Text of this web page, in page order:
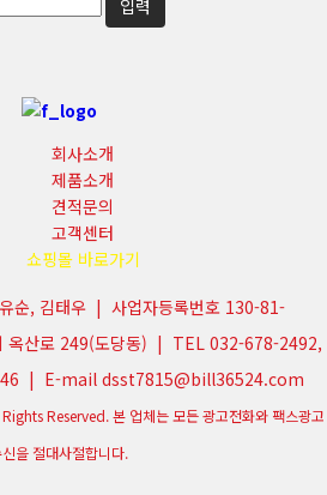
회사소개
제품소개
견적문의
고객센터
쇼핑몰 바로가기
순, 김태우 | 사업자등록번호 130-81-
옥산로 249(도당동) | TEL 032-678-2492,
| E-mail dsst7815@bill36524.com
Reserved. 본 업체는 모든 광고전화와 팩스광고
을 절대사절합니다.